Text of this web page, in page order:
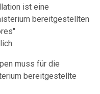
ist eine
bereitgestellten
muss für die
bereitgestellte